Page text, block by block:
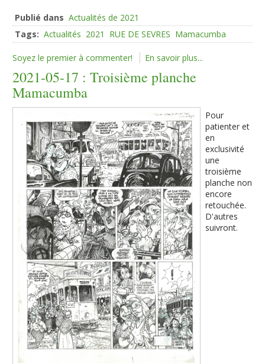
Publié dans Actualités de 2021
Tags: Actualités 2021 RUE DE SEVRES Mamacumba
Soyez le premier à commenter! En savoir plus...
2021-05-17 : Troisième planche
Mamacumba
Pour
patienter et
en
exclusivité
une
troisième
planche non
encore
retouchée.
D'autres
suivront.